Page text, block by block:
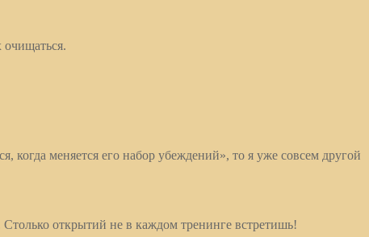
когда меняется его набор убеждений», то я уже совсем другой
открытий не в каждом тренинге встретишь!